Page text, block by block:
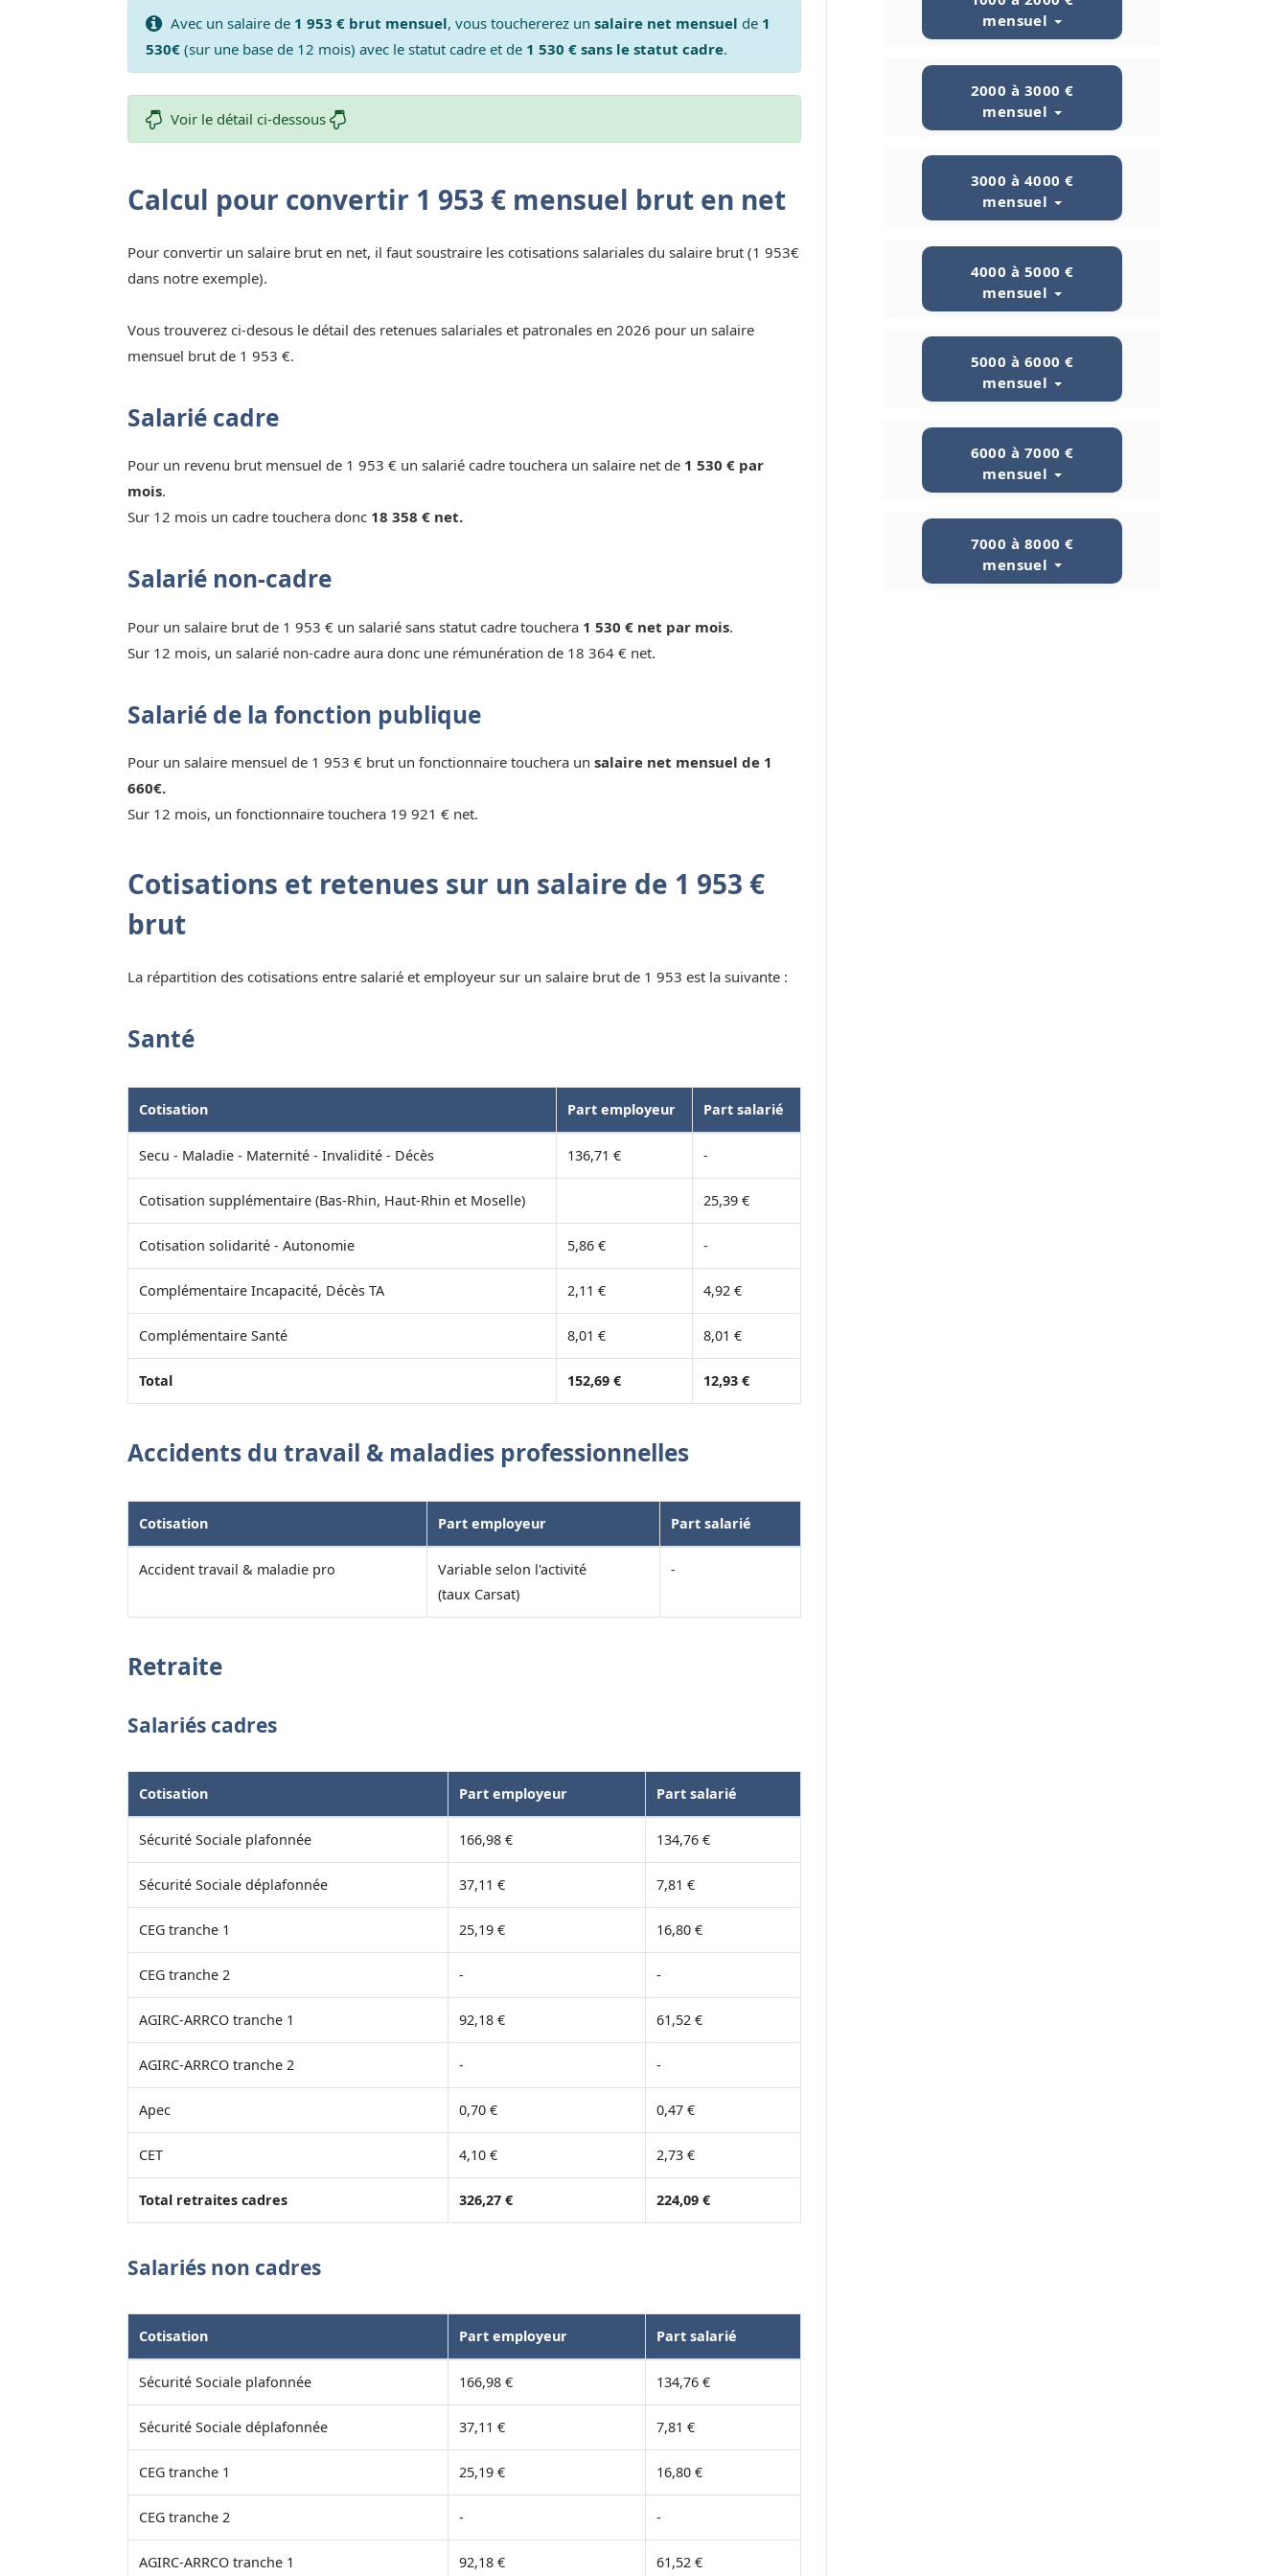
Avec un salaire de 1 953 € brut mensuel, vous touchererez un salaire net mensuel de 1
530€(sur une base de 12 mois) avec le statut cadre et de 1 530 € sans le statut cadre.
Voir le détail ci-dessous
Calcul pour convertir 1 953 € mensuel brut en net
Pour convertir un salaire brut en net, il faut soustraire les cotisations salariales du salaire brut (1 953€
dans notre exemple).
Vous trouverez ci-desous le détail des retenues salariales et patronales en 2026 pour un salaire
mensuel brut de 1 953 €.
Salarié cadre
Pour un revenu brut mensuel de 1 953 € un salarié cadre touchera un salaire net de 1 530 € par
mois.
Sur 12 mois un cadre touchera donc 18 358 € net.
Salarié non-cadre
Pour un salaire brut de 1 953 € un salarié sans statut cadre touchera 1 530 € net par mois.
Sur 12 mois, un salarié non-cadre aura donc une rémunération de 18 364 € net.
Salarié de la fonction publique
Pour un salaire mensuel de 1 953 € brut un fonctionnaire touchera un salaire net mensuel de 1
660€.
Sur 12 mois, un fonctionnaire touchera 19 921 € net.
Cotisations et retenues sur un salaire de 1 953 €
brut
La répartition des cotisations entre salarié et employeur sur un salaire brut de 1 953 est la suivante :
Santé
Cotisation Part employeur Part salarié
Secu - Maladie - Maternité - Invalidité - Décès 136,71 € -
Cotisation supplémentaire (Bas-Rhin, Haut-Rhin et Moselle) 25,39 €
Cotisation solidarité - Autonomie 5,86 € -
Complémentaire Incapacité, Décès TA 2,11 € 4,92 €
Complémentaire Santé 8,01 € 8,01 €
Total 152,69 € 12,93 €
Accidents du travail & maladies professionnelles
Cotisation Part employeur Part salarié
Accident travail & maladie pro
Variable selon l'activité
(taux Carsat)
-
Retraite
Salariés cadres
Cotisation Part employeur Part salarié
Sécurité Sociale plafonnée 166,98 € 134,76 €
Sécurité Sociale déplafonnée 37,11 € 7,81 €
CEG tranche 1 25,19 € 16,80 €
CEG tranche 2 - -
AGIRC-ARRCO tranche 1 92,18 € 61,52 €
AGIRC-ARRCO tranche 2 - -
Apec 0,70 € 0,47 €
CET 4,10 € 2,73 €
Total retraites cadres 326,27 € 224,09 €
Salariés non cadres
Cotisation Part employeur Part salarié
Sécurité Sociale plafonnée 166,98 € 134,76 €
Sécurité Sociale déplafonnée 37,11 € 7,81 €
CEG tranche 1 25,19 € 16,80 €
CEG tranche 2 - -
AGIRC-ARRCO tranche 1 92,18 € 61,52 €
mensuel
2000 à 3000 €
mensuel
3000 à 4000 €
mensuel
4000 à 5000 €
mensuel
5000 à 6000 €
mensuel
6000 à 7000 €
mensuel
7000 à 8000 €
mensuel